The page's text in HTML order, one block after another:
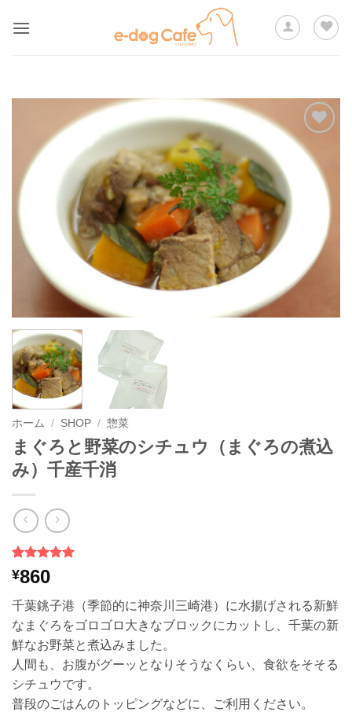
ほし
い物
リス
トに
追加
ホーム / SHOP / 惣菜
まぐろと野菜のシチュウ（まぐろの煮込
み）千産千消
2
件の利用者
評価に基づ
く5段階評
価のうち、
5点
¥860
千葉銚子港（季節的に神奈川三崎港）に水揚げされる新鮮
なまぐろをゴロゴロ大きなブロックにカットし、千葉の新
鮮なお野菜と煮込みました。
人間も、お腹がグーッとなりそうなくらい、食欲をそそる
シチュウです。
普段のごはんのトッピングなどに、ご利用ください。